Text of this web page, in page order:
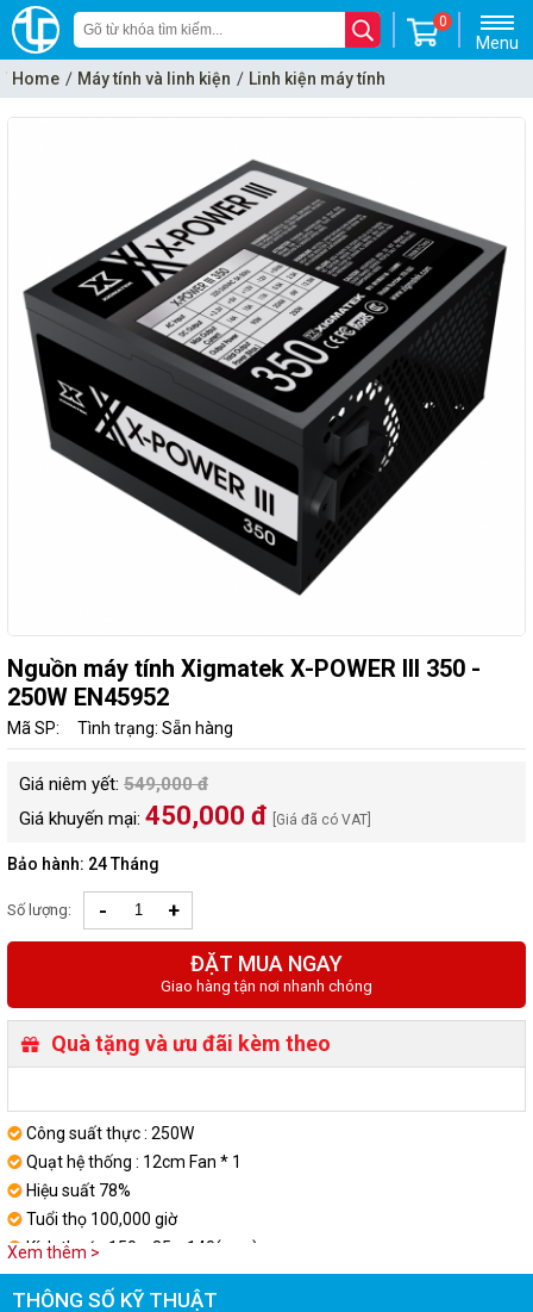
Menu
0
Home Máy tính và linh kiện
Linh kiện máy tính
Power - Bộ nguồn máy tính
Nguồn máy tính Xigmatek X-POWER III 350 -
250W EN45952
Mã SP: Tình trạng: Sẵn hàng
Giá niêm yết: 549,000 đ
Giá khuyến mại: 450,000 đ [Giá đã có VAT]
Bảo hành: 24 Tháng
Số lượng: - +
ĐẶT MUA NGAY
Giao hàng tận nơi nhanh chóng
Quà tặng và ưu đãi kèm theo
Công suất thực : 250W
Quạt hệ thống : 12cm Fan * 1
Hiệu suất 78%
Tuổi thọ 100,000 giờ
Kích thước 150 x 85 x 140(mm)
Output: +12V 17A (204W)
CỔNG KẾT NỐI: 20+4pin * 1 / CPU 4+4pin * 1 / PCI-E 6+2pin * 1 /
Xem thêm >
THÔNG SỐ KỸ THUẬT